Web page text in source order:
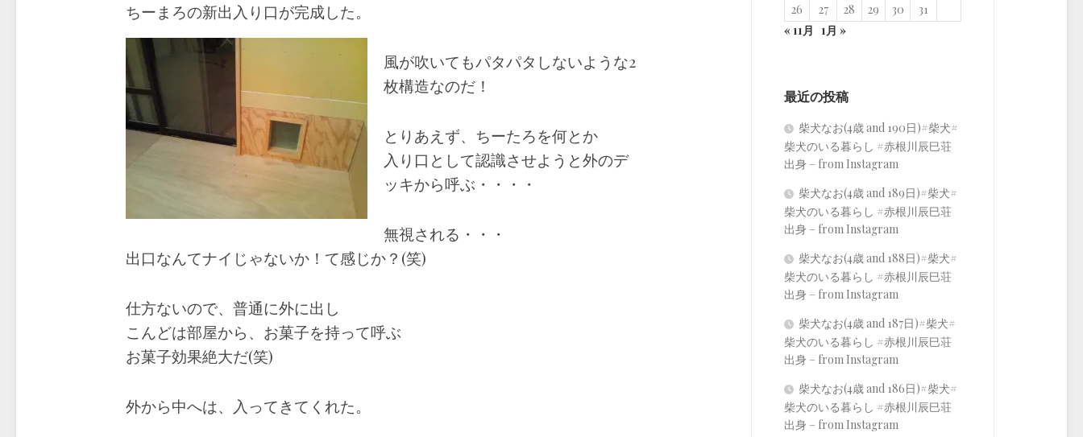
ちーまろの新出入り口が完成した。
風が吹いてもパタパタしないような2
枚構造なのだ！
とりあえず、ちーたろを何とか
入り口として認識させようと外のデ
ッキから呼ぶ・・・・
無視される・・・
出口なんてナイじゃないか！て感じか？(笑)
仕方ないので、普通に外に出し
こんどは部屋から、お菓子を持って呼ぶ
お菓子効果絶大だ(笑)
外から中へは、入ってきてくれた。
26
27 28 29 30
31
« 11月 1月 »
最近の投稿
柴犬なお(4歳 and 190日)#柴犬#
柴犬のいる暮らし #赤根川辰巳荘
出身 – from Instagram
柴犬なお(4歳 and 189日)#柴犬#
柴犬のいる暮らし #赤根川辰巳荘
出身 – from Instagram
柴犬なお(4歳 and 188日)#柴犬#
柴犬のいる暮らし #赤根川辰巳荘
出身 – from Instagram
柴犬なお(4歳 and 187日)#柴犬#
柴犬のいる暮らし #赤根川辰巳荘
出身 – from Instagram
柴犬なお(4歳 and 186日)#柴犬#
柴犬のいる暮らし #赤根川辰巳荘
出身 – from Instagram